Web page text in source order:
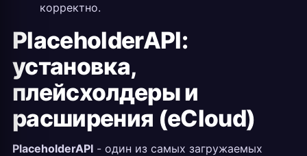
корректно.
PlaceholderAPI:
установка,
плейсхолдеры и
расширения (eCloud)
PlaceholderAPI - один из самых загружаемых